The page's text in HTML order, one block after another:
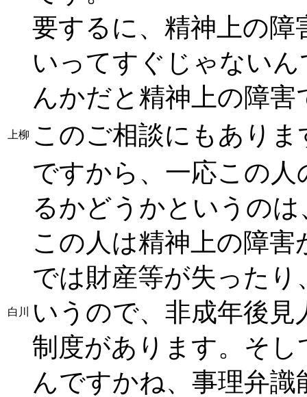
要するに、精神上の
いってすぐじゃない
んかだと精神上の障害
上柳 このご相談にもあり
白川
ですから、一応この
るかどうかというの
この人は精神上の障
では財産等が失った
いうので、非成年後
制度があります。そ
んですかね、事理弁